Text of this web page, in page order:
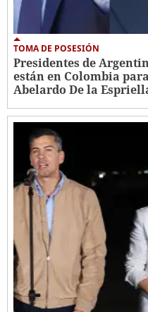
TOMA DE POSESIÓN
Presidentes de
están en Colombia
Abelardo De la